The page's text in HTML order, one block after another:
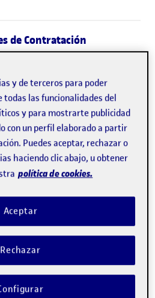
de Contratación
ámbito general
abril, de reconocimiento de la
Catalunya (DOGC núm. 2040,
diciembre, de medidas
abril, del libro tercero del
relativo a las personas
5123, de 02.05.2008)
2026, de 24 de febrero, por el
y de terceros para poder
las funcionalidades del
y para mostrarte publicidad
con un perfil elaborado a partir
Puedes aceptar, rechazar o
haciendo clic abajo, u obtener
política de cookies.
Rechazar
Aceptar